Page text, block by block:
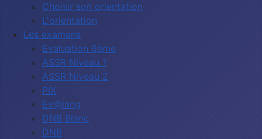
Choisir son orientation
L'orientation
Les examens
Evaluation 6ème
ASSR Niveau 1
ASSR Niveau 2
PIX
Ev@lang
DNB Blanc
DNB